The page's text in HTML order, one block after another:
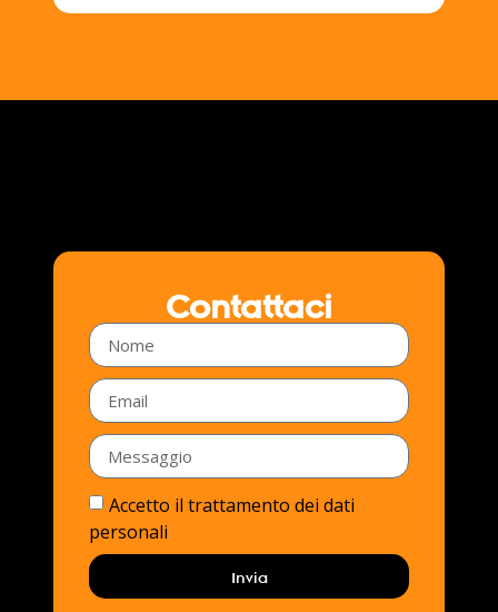
Contattaci
Accetto il trattamento dei dati
personali
Invia